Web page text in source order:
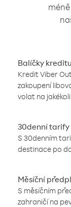
Balíčky kreditu
Kredit Viber
zakoupení
volat na
30denní tarify
S 30denním
destinace po
Měsíční
S měsíčním
zahraničí na